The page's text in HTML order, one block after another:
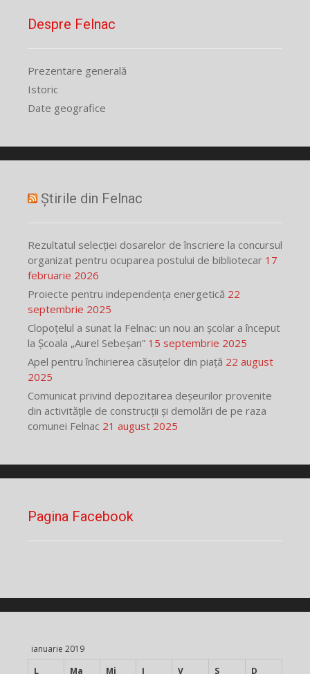
Despre Felnac
Prezentare generală
Istoric
Date geografice
Știrile din Felnac
Rezultatul selecției dosarelor de înscriere la concursul
organizat pentru ocuparea postului de bibliotecar 17
februarie 2026
Proiecte pentru independența energetică 22
septembrie 2025
Clopoțelul a sunat la Felnac: un nou an școlar a început
la Școala „Aurel Sebeșan” 15 septembrie 2025
Apel pentru închirierea căsuțelor din piață 22 august
2025
Comunicat privind depozitarea deșeurilor provenite
din activitățile de construcții și demolări de pe raza
comunei Felnac 21 august 2025
Pagina Facebook
ianuarie 2019
L
Ma Mi J V S D